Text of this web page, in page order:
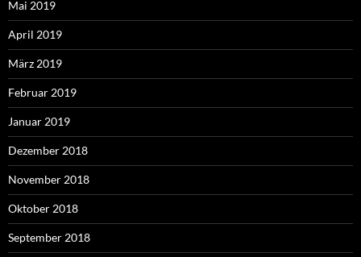
Mai 2019
April 2019
März 2019
Februar 2019
Januar 2019
Dezember 2018
November 2018
Oktober 2018
September 2018